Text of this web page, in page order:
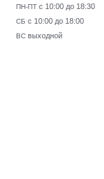
ПН-ПТ с 10:00 до 18:30
СБ с 10:00 до 18:00
ВС выходной